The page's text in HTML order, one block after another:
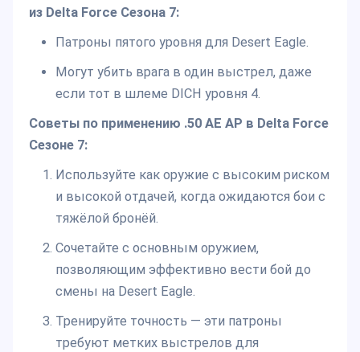
из Delta Force Сезона 7:
Патроны пятого уровня для Desert Eagle.
Могут убить врага в один выстрел, даже
если тот в шлеме DICH уровня 4.
Советы по применению .50 AE AP в Delta Force
Сезоне 7:
Используйте как оружие с высоким риском
и высокой отдачей, когда ожидаются бои с
тяжёлой бронёй.
Сочетайте с основным оружием,
позволяющим эффективно вести бой до
смены на Desert Eagle.
Тренируйте точность — эти патроны
требуют метких выстрелов для